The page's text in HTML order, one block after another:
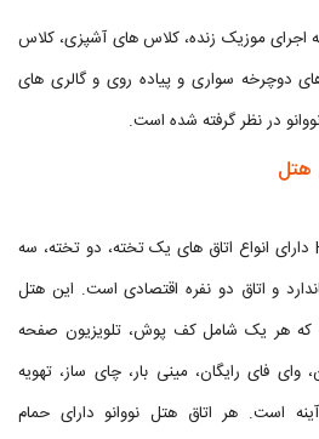
اجرای موزیک زنده، کلاس های آشپزی، کلاس
دوچرخه سواری و پیاده روی و گالری های
در نظر گرفته شده است.
هتل
هتل Hotel Novano Istanbul دارای انواع اتاق های یک تخته، دو تخته، سه
و اتاق دو نفره اقتصادی است. این هتل
است که هر یک شامل کف پوش، تلویزیون صفحه
فای رایگان، مینی بار، چای ساز، تهویه
است. هر اتاق هتل نووانو دارای حمام